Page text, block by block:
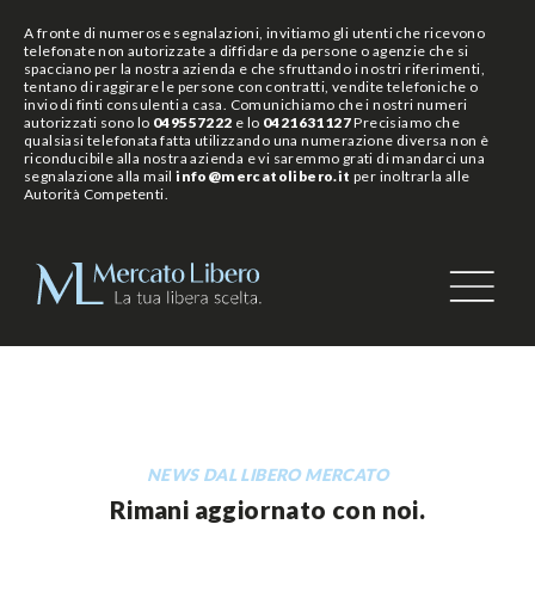
A fronte di numerose segnalazioni, invitiamo gli utenti che ricevono
telefonate non autorizzate a diffidare da persone o agenzie che si
spacciano per la nostra azienda e che sfruttando i nostri riferimenti,
tentano di raggirare le persone con contratti, vendite telefoniche o
invio di finti consulenti a casa. Comunichiamo che i nostri numeri
autorizzati sono lo 049557222 e lo 0421631127Precisiamo che
qualsiasi telefonata fatta utilizzando una numerazione diversa non è
riconducibile alla nostra azienda e vi saremmo grati di mandarci una
segnalazione alla mailinfo@mercatolibero.it per inoltrarla alle
Autorità Competenti.
NEWS DAL LIBERO MERCATO
Rimani aggiornato con noi.